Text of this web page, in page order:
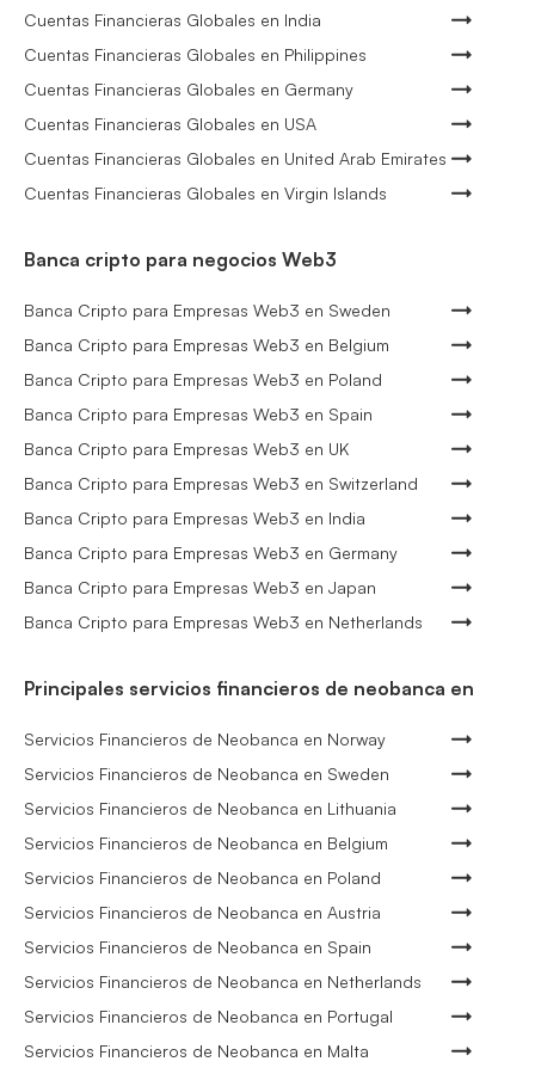
Cuentas Financieras Globales en India
Cuentas Financieras Globales en Philippines
Cuentas Financieras Globales en Germany
Cuentas Financieras Globales en USA
Cuentas Financieras Globales en United Arab Emirates
Cuentas Financieras Globales en Virgin Islands
Banca cripto para negocios Web3
Banca Cripto para Empresas Web3 en Sweden
Banca Cripto para Empresas Web3 en Belgium
Banca Cripto para Empresas Web3 en Poland
Banca Cripto para Empresas Web3 en Spain
Banca Cripto para Empresas Web3 en UK
Banca Cripto para Empresas Web3 en Switzerland
Banca Cripto para Empresas Web3 en India
Banca Cripto para Empresas Web3 en Germany
Banca Cripto para Empresas Web3 en Japan
Banca Cripto para Empresas Web3 en Netherlands
Principales servicios financieros de neobanca en
Servicios Financieros de Neobanca en Norway
Servicios Financieros de Neobanca en Sweden
Servicios Financieros de Neobanca en Lithuania
Servicios Financieros de Neobanca en Belgium
Servicios Financieros de Neobanca en Poland
Servicios Financieros de Neobanca en Austria
Servicios Financieros de Neobanca en Spain
Servicios Financieros de Neobanca en Netherlands
Servicios Financieros de Neobanca en Portugal
Servicios Financieros de Neobanca en Malta